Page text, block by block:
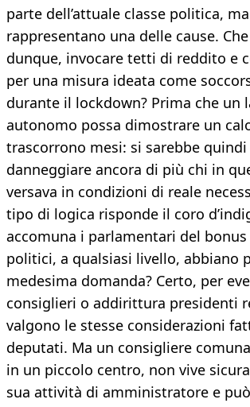
parte dell’attuale classe politica,
rappresentano una delle cause.
dunque, invocare tetti di reddito e
per una misura ideata come
durante il lockdown? Prima che un
autonomo possa dimostrare un
trascorrono mesi: si sarebbe
danneggiare ancora di più chi in
versava in condizioni di reale
tipo di logica risponde il coro
accomuna i parlamentari del
politici, a qualsiasi livello, abbiano
medesima domanda? Certo, per
consiglieri o addirittura presidenti
valgono le stesse considerazioni
deputati. Ma un consigliere
in un piccolo centro, non vive
sua attività di amministratore e